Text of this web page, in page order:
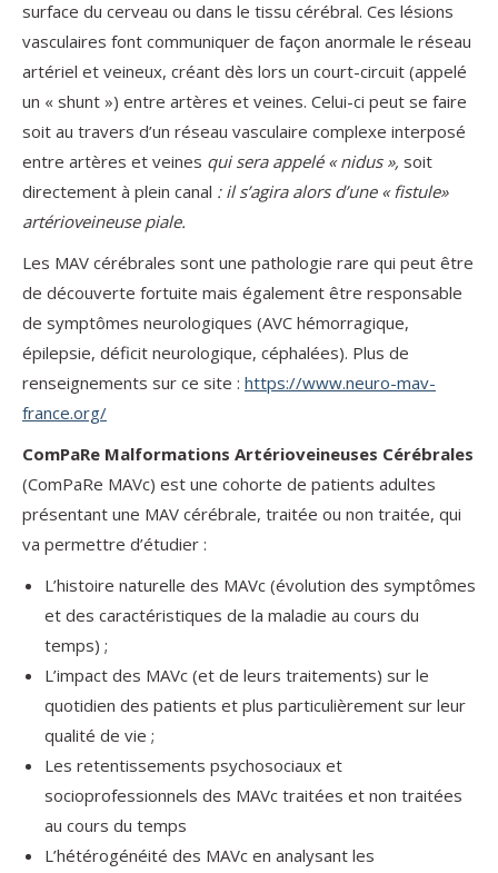
surface du cerveau ou dans le tissu cérébral. Ces lésions
vasculaires font communiquer de façon anormale le réseau
artériel et veineux, créant dès lors un court-circuit (appelé
un « shunt ») entre artères et veines. Celui-ci peut se faire
soit au travers d’un réseau vasculaire complexe interposé
entre artères et veines qui sera appelé « nidus », soit
directement à plein canal : il s’agira alors d’une « fistule»
artérioveineuse piale.
Les MAV cérébrales sont une pathologie rare qui peut être
de découverte fortuite mais également être responsable
de symptômes neurologiques (AVC hémorragique,
épilepsie, déficit neurologique, céphalées). Plus de
renseignements sur ce site : https://www.neuro-mav-
france.org/
ComPaRe Malformations Artérioveineuses Cérébrales
(ComPaRe MAVc) est une cohorte de patients adultes
présentant une MAV cérébrale, traitée ou non traitée, qui
va permettre d’étudier :
L’histoire naturelle des MAVc (évolution des symptômes
et des caractéristiques de la maladie au cours du
temps) ;
L’impact des MAVc (et de leurs traitements) sur le
quotidien des patients et plus particulièrement sur leur
qualité de vie ;
Les retentissements psychosociaux et
socioprofessionnels des MAVc traitées et non traitées
au cours du temps
L’hétérogénéité des MAVc en analysant les